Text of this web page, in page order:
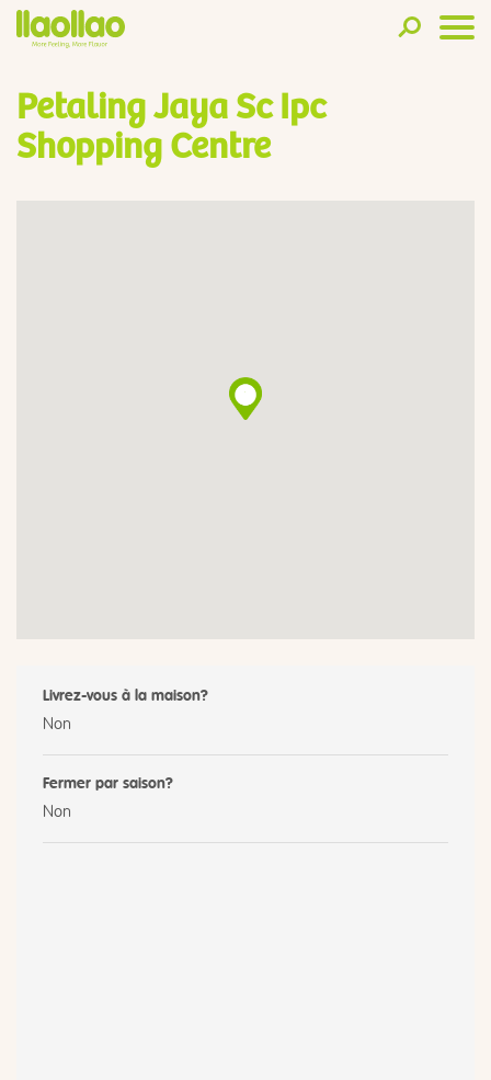
Petaling Jaya Sc Ipc
Shopping Centre
Livrez-vous à la maison?
Non
Fermer par saison?
Non